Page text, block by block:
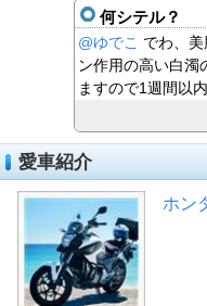
何シテル？
@ゆでこ でわ、
ン作用の高い白濁
ますので1週間以
愛車紹介
ホン